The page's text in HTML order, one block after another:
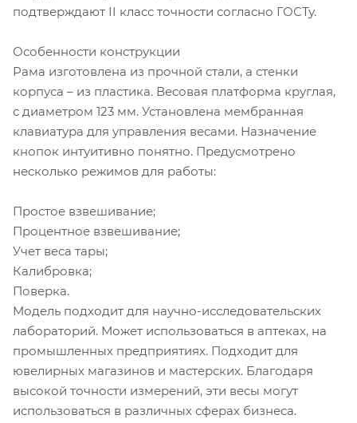
подтверждают II класс точности согласно ГОСТу.
Особенности конструкции
Рама изготовлена из прочной стали, а стенки
корпуса – из пластика. Весовая платформа круглая,
с диаметром 123 мм. Установлена мембранная
клавиатура для управления весами. Назначение
кнопок интуитивно понятно. Предусмотрено
несколько режимов для работы:
Простое взвешивание;
Процентное взвешивание;
Учет веса тары;
Калибровка;
Поверка.
Модель подходит для научно-исследовательских
лабораторий. Может использоваться в аптеках, на
промышленных предприятиях. Подходит для
ювелирных магазинов и мастерских. Благодаря
высокой точности измерений, эти весы могут
использоваться в различных сферах бизнеса.